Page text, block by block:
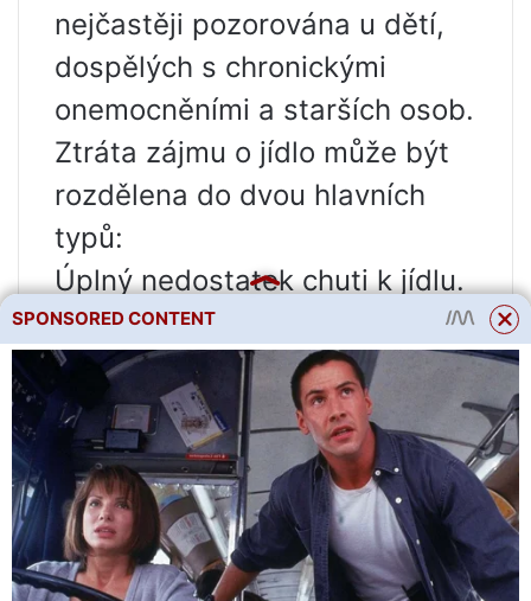
nejčastěji pozorována u dětí,
dospělých s chronickými
onemocněními a starších osob.
Ztráta zájmu o jídlo může být
rozdělena do dvou hlavních
typů:
Úplný nedostatek chuti k jídlu.
Částečná ztráta zájmu o
většinu potravin při zachování
chuti jíst monotónní jídla
(voda, chléb, ovoce a zelenina,
sladkosti).
Ztráta chuti k jídlu je často
doprovázena nevolností a
SPONSORED CONTENT